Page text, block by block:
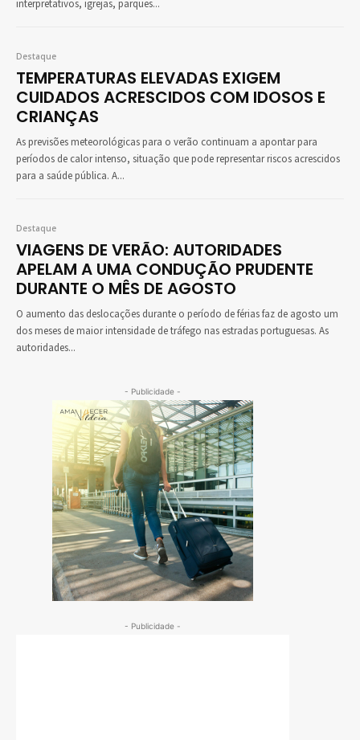
interpretativos, igrejas, parques...
Destaque
TEMPERATURAS ELEVADAS EXIGEM
CUIDADOS ACRESCIDOS COM IDOSOS E
CRIANÇAS
As previsões meteorológicas para o verão continuam a apontar para
períodos de calor intenso, situação que pode representar riscos acrescidos
para a saúde pública. A...
Destaque
VIAGENS DE VERÃO: AUTORIDADES
APELAM A UMA CONDUÇÃO PRUDENTE
DURANTE O MÊS DE AGOSTO
O aumento das deslocações durante o período de férias faz de agosto um
dos meses de maior intensidade de tráfego nas estradas portuguesas. As
autoridades...
- Publicidade -
- Publicidade -